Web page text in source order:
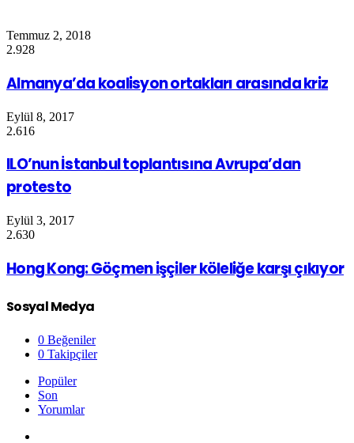
Temmuz 2, 2018
2.928
Almanya’da koalisyon ortakları arasında kriz
Eylül 8, 2017
2.616
ILO’nun İstanbul toplantısına Avrupa’dan
protesto
Eylül 3, 2017
2.630
Hong Kong: Göçmen işçiler köleliğe karşı çıkıyor
Sosyal Medya
0 Beğeniler
0 Takipçiler
Popüler
Son
Yorumlar